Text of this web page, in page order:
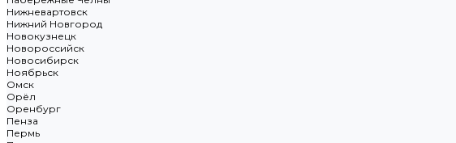
Нижневартовск
Нижний Новгород
Новокузнецк
Новороссийск
Новосибирск
Ноябрьск
Омск
Орёл
Оренбург
Пенза
Пермь